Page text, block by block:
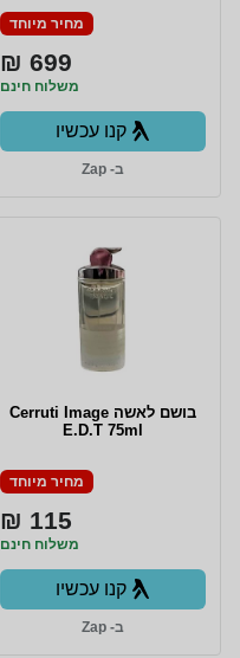
מחיר מיוחד
699 ₪
משלוח חינם
קנו עכשיו
ב- Zap
בושם לאשה Cerruti Image
E.D.T 75ml
מחיר מיוחד
115 ₪
משלוח חינם
קנו עכשיו
ב- Zap